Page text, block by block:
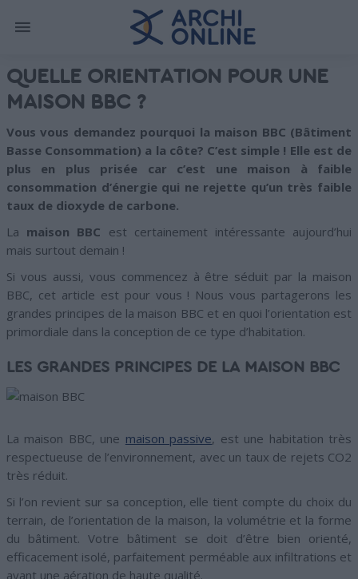
QUELLE ORIENTATION POUR UNE
MAISON BBC ?
Vous vous demandez pourquoi la maison BBC (Bâtiment
Basse Consommation) a la côte? C’est simple ! Elle est de
plus en plus prisée car c’est une maison à faible
consommation d’énergie qui ne rejette qu’un très faible
taux de dioxyde de carbone.
La maison BBC est certainement intéressante aujourd’hui
mais surtout demain !
Si vous aussi, vous commencez à être séduit par la maison
BBC, cet article est pour vous ! Nous vous partagerons les
grandes principes de la maison BBC et en quoi l’orientation est
primordiale dans la conception de ce type d’habitation.
LES GRANDES PRINCIPES DE LA MAISON BBC
La maison BBC, une maison passive, est une habitation très
respectueuse de l’environnement, avec un taux de rejets CO2
très réduit.
Si l’on revient sur sa conception, elle tient compte du choix du
terrain, de l’orientation de la maison, la volumétrie et la forme
du bâtiment. Votre bâtiment se doit d’être bien orienté,
efficacement isolé, parfaitement perméable aux infiltrations et
ayant une aération de haute qualité.